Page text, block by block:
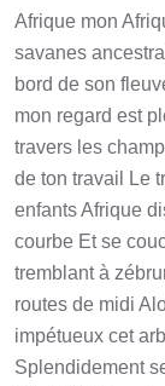
Afrique mon
savanes
bord de son
mon regard est
travers les
de ton travail Le
enfants Afrique
courbe Et se
tremblant à
routes de midi
impétueux cet
Splendidement